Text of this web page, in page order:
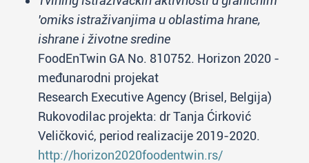
'omiks istraživanjima u oblastima hrane,
ishrane i životne sredine
FoodEnTwin GA No. 810752. Horizon 2020 -
međunarodni projekat
Research Executive Agency (Brisel, Belgija)
Rukovodilac projekta: dr Tanja Ćirković
Veličković, period realizacije 2019-2020.
http://horizon2020foodentwin.rs/